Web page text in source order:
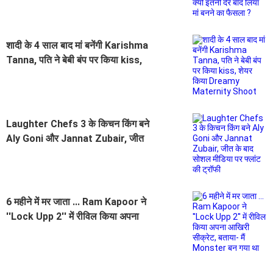
शादी के 4 साल बाद मां बनेंगी Karishma
Tanna, पति ने बेबी बंप पर किया kiss,
Laughter Chefs 3 के किचन किंग बने
Aly Goni और Jannat Zubair, जीत
6 महीने में मर जाता ... Ram Kapoor ने
''Lock Upp 2'' में रीविल किया अपना